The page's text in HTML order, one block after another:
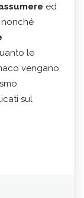
ed
nonché
le
vengano
sul